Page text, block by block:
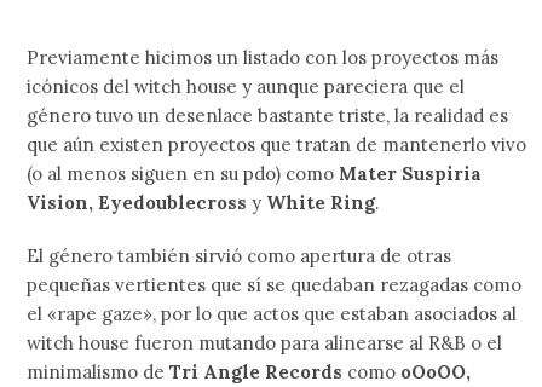
Previamente hicimos un listado con los proyectos más
icónicos del witch house y aunque pareciera que el
género tuvo un desenlace bastante triste, la realidad es
que aún existen proyectos que tratan de mantenerlo vivo
(o al menos siguen en su pdo) como Mater Suspiria
Vision, Eyedoublecrossy White Ring.
El género también sirvió como apertura de otras
pequeñas vertientes que sí se quedaban rezagadas como
el «rape gaze», por lo que actos que estaban asociados al
witch house fueron mutando para alinearse al R&B o el
minimalismo deTri Angle Records como oOoOO,